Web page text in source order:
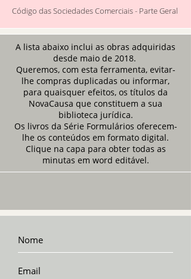
Código das Sociedades Comerciais - Parte Geral
A lista abaixo inclui as obras adquiridas
desde maio de 2018.
Queremos, com esta ferramenta, evitar-
lhe compras duplicadas ou informar,
para quaisquer efeitos, os títulos da
NovaCausa que constituem a sua
biblioteca jurídica.
Os livros da Série Formulários oferecem-
lhe os conteúdos em formato digital.
Clique na capa para obter todas as
minutas em word editável.